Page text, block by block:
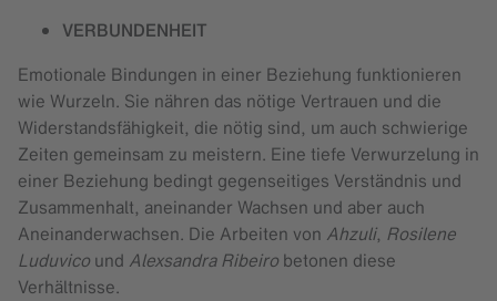
VERBUNDENHEIT
Emotionale Bindungen in einer Beziehung funktionieren
wie Wurzeln. Sie nähren das nötige Vertrauen und die
Widerstandsfähigkeit, die nötig sind, um auch schwierige
Zeiten gemeinsam zu meistern. Eine tiefe Verwurzelung in
einer Beziehung bedingt gegenseitiges Verständnis und
Zusammenhalt, aneinander Wachsen und aber auch
Aneinanderwachsen. Die Arbeiten von Ahzuli, Rosilene
Luduvico und Alexsandra Ribeiro betonen diese
Verhältnisse.